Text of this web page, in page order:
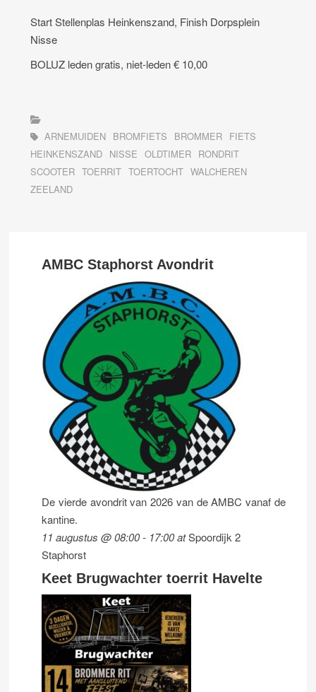
Start Stellenplas Heinkenszand, Finish Dorpsplein
Nisse
BOLUZ leden gratis, niet-leden € 10,00
ARNEMUIDEN BROMFIETS BROMMER FIETS
HEINKENSZAND NISSE OLDTIMER RONDRIT
SCOOTER TOERRIT TOERTOCHT WALCHEREN
ZEELAND
AMBC Staphorst Avondrit
De vierde avondrit van 2026 van de AMBC vanaf de
kantine.
11 augustus @ 08:00- 17:00atSpoordijk 2
Staphorst
Keet Brugwachter toerrit Havelte